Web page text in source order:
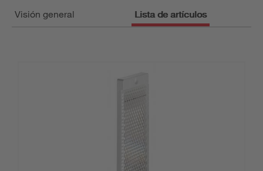
Visión general Lista de artículos